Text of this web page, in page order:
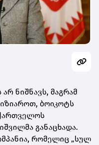
არ ნიშნავს, მაგრამ
ბოიკოტს
განაცხადა.
რომელიც „სულ